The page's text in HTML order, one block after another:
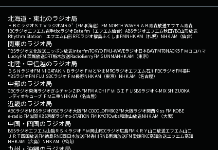
北海道・東北のラジオ局
ＨＢＣラジオＳＴＶラジオAIR-G'（FM北海道） FM NORTH WAVEＲＡＢ青森放送エフエム青森
IBCラジオエフエム岩手tbcラジオDate fm（エフエム仙台） ABSラジオエフエム秋田YBC山形放送
Rhythm Station エフエム山形RFCラジオ福島ふくしまFMNHK AM（札幌） NHK AM（仙台）
関東のラジオ局
TBSラジオ文化放送ニッポン放送interfmTOKYO FMJ-WAVEラジオ日本BAYFM78NACK5 ＦＭヨコハマ
LuckyFM 茨城放送CRT栃木放送RadioBerryFM GUNMANHK AM（東京）
北陸・甲信越のラジオ局
ＢＳＮラジオFM NIIGATAＫＮＢラジオ ＦＭとやまMROラジオエフエム石川FBCラジオFM福井
YBSラジオFM FUJISBCラジオ ＦＭ長野NHK AM（東京） NHK AM（名古屋）
中部のラジオ局
CBCラジオ東海ラジオぎふチャンZIP-FMFM AICHI ＦＭ ＧＩＦＵ SBSラジオK-MIX SHIZUOKA
レディオキューブ ＦＭ三重NHK AM（名古屋）
近畿のラジオ局
ABCラジオMBSラジオOBCラジオ大阪FM COCOLOFM802FM大阪ラジオ関西Kiss FM KOBE
e-radio FM滋賀KBS京都ラジオα-STATION FM KYOTOwbs和歌山放送NHK AM（大阪）
中国・四国のラジオ局
BSSラジオエフエム山陰ＲＳＫラジオ ＦＭ岡山RCCラジオ広島FM ＫＲＹ山口放送エフエム山口
ＪＲＴ四国放送FM徳島RNC西日本放送FM香川RNB南海放送FM愛媛RKC高知放送エフエム高知
NHK AM（広島） NHK AM（松山）